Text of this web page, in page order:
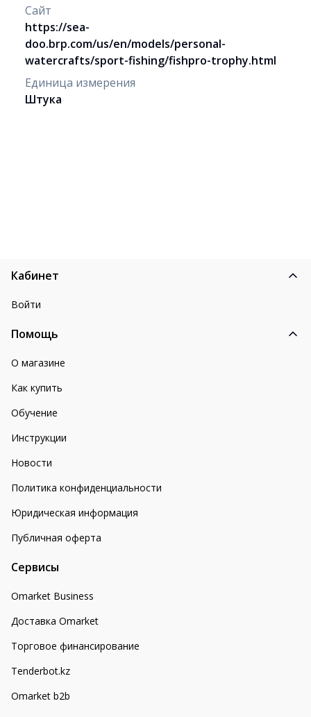
Сайт
https://sea-
doo.brp.com/us/en/models/personal-
watercrafts/sport-fishing/fishpro-trophy.html
Единица измерения
Штука
Кабинет
Войти
Помощь
О магазине
Как купить
Обучение
Инструкции
Новости
Политика конфиденциальности
Юридическая информация
Публичная оферта
Сервисы
Omarket Business
Доставка Omarket
Торговое финансирование
Tenderbot.kz
Omarket b2b